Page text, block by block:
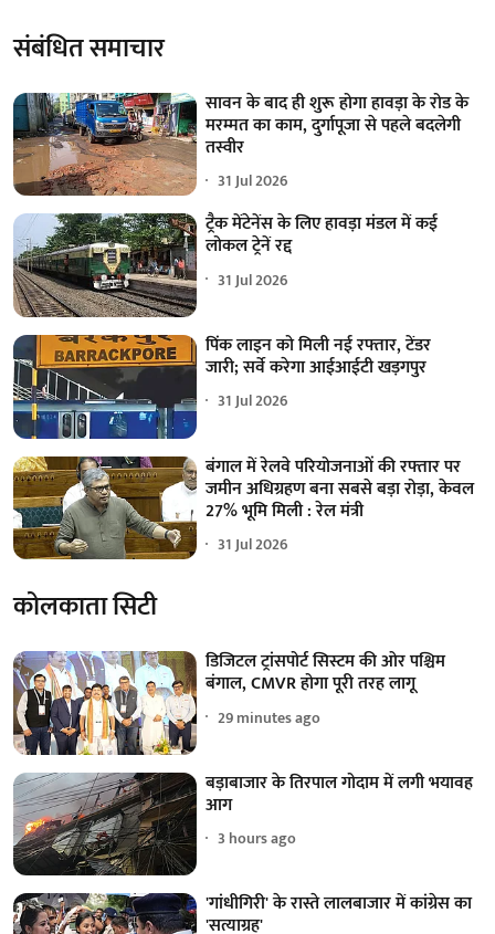
संबंधित समाचार
सावन के बाद ही शुरू होगा हावड़ा के रोड के
मरम्मत का काम, दुर्गापूजा से पहले बदलेगी
तस्वीर
31 Jul 2026
ट्रैक मेंटेनेंस के लिए हावड़ा मंडल में कई
लोकल ट्रेनें रद्द
31 Jul 2026
पिंक लाइन को मिली नई रफ्तार, टेंडर
जारी; सर्वे करेगा आईआईटी खड़गपुर
31 Jul 2026
बंगाल में रेलवे परियोजनाओं की रफ्तार पर
जमीन अधिग्रहण बना सबसे बड़ा रोड़ा, केवल
27% भूमि मिली : रेल मंत्री
31 Jul 2026
कोलकाता सिटी
डिजिटल ट्रांसपोर्ट सिस्टम की ओर पश्चिम
बंगाल, CMVR होगा पूरी तरह लागू
29 minutes ago
बड़ाबाजार के तिरपाल गोदाम में लगी भयावह
आग
3 hours ago
'गांधीगिरी' के रास्ते लालबाजार में कांग्रेस का
'सत्याग्रह'